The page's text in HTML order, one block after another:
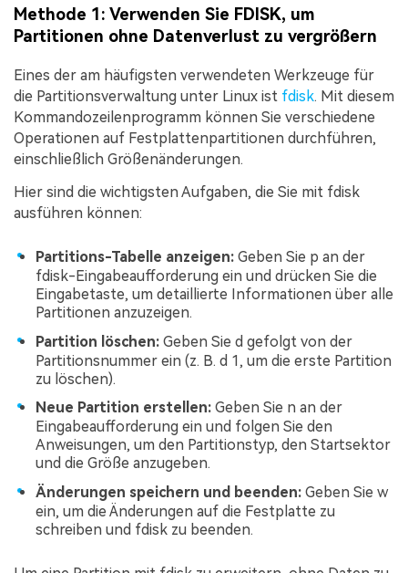
Methode 1: Verwenden Sie FDISK, um
Partitionen ohne Datenverlust zu vergrößern
Eines der am häufigsten verwendeten Werkzeuge für
die Partitionsverwaltung unter Linux ist fdisk. Mit diesem
Kommandozeilenprogramm können Sie verschiedene
Operationen auf Festplattenpartitionen durchführen,
einschließlich Größenänderungen.
Hier sind die wichtigsten Aufgaben, die Sie mit fdisk
ausführen können:
Partitions-Tabelle anzeigen: Geben Sie p an der
fdisk-Eingabeaufforderung ein und drücken Sie die
Eingabetaste, um detaillierte Informationen über alle
Partitionen anzuzeigen.
Partition löschen: Geben Sie d gefolgt von der
Partitionsnummer ein (z. B. d 1, um die erste Partition
zu löschen).
Neue Partition erstellen: Geben Sie n an der
Eingabeaufforderung ein und folgen Sie den
Anweisungen, um den Partitionstyp, den Startsektor
und die Größe anzugeben.
Änderungen speichern und beenden: Geben Sie w
ein, um die Änderungen auf die Festplatte zu
schreiben und fdisk zu beenden.